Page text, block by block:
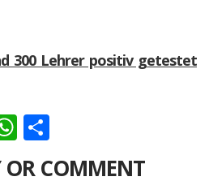
300 Lehrer positiv getestet
WhatsApp
OR COMMENT